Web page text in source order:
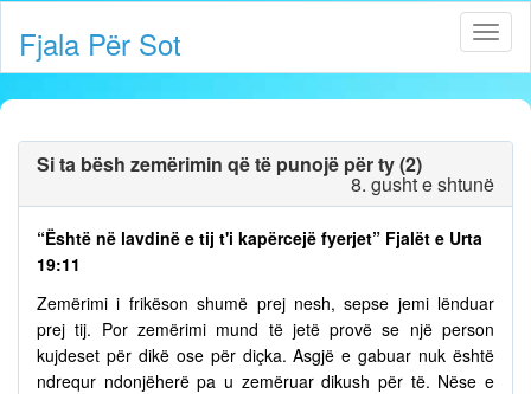
Fjala Për Sot
Si ta bësh zemërimin që të punojë për ty (2)
8. gusht e shtunë
“Është në lavdinë e tij t'i kapërcejë fyerjet” Fjalët e Urta
19:11
Zemërimi i frikëson shumë prej nesh, sepse jemi lënduar
prej tij. Por zemërimi mund të jetë provë se një person
kujdeset për dikë ose për diçka. Asgjë e gabuar nuk është
ndrequr ndonjëherë pa u zemëruar dikush për të. Nëse e